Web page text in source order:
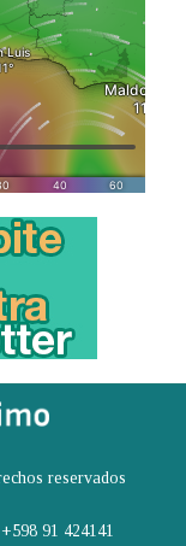
reservados
91 424141